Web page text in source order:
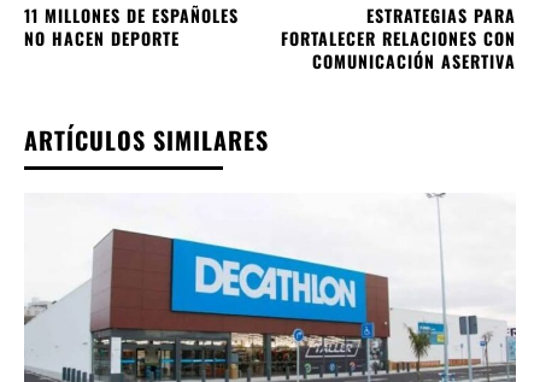
11 MILLONES DE ESPAÑOLES
NO HACEN DEPORTE
ESTRATEGIAS PARA
FORTALECER RELACIONES CON
COMUNICACIÓN ASERTIVA
ARTÍCULOS SIMILARES